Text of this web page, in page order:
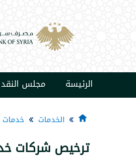
الرئيسة مجلس
الخدمات خدمات
ترخيص شركات